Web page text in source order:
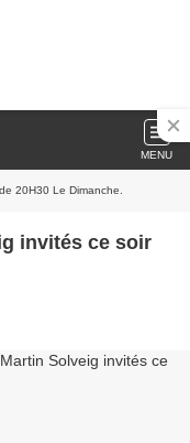
MENU
20H30 Le Dimanche.
invités ce soir